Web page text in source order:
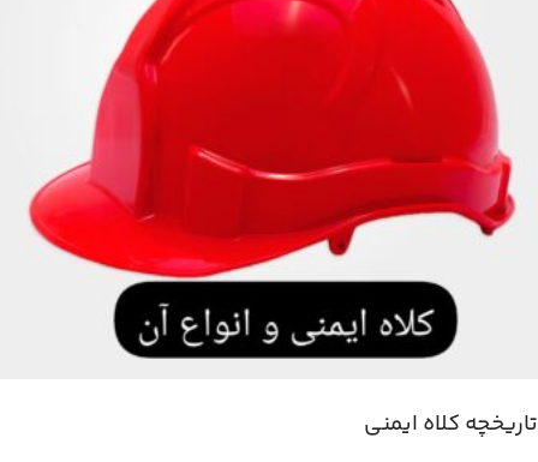
تاریخچه کلاه ایمنی